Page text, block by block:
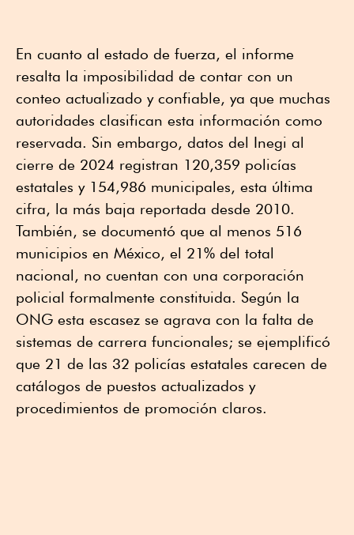
En cuanto al estado de fuerza, el informe
resalta la imposibilidad de contar con un
conteo actualizado y confiable, ya que muchas
autoridades clasifican esta información como
reservada. Sin embargo, datos del Inegi al
cierre de 2024 registran 120,359 policías
estatales y 154,986 municipales, esta última
cifra, la más baja reportada desde 2010.
También, se documentó que al menos 516
municipios en México, el 21% del total
nacional, no cuentan con una corporación
policial formalmente constituida. Según la
ONG esta escasez se agrava con la falta de
sistemas de carrera funcionales; se ejemplificó
que 21 de las 32 policías estatales carecen de
catálogos de puestos actualizados y
procedimientos de promoción claros.